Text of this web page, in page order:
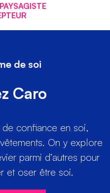
de soi
Caro
confiance en soi,
On y explore
parmi d’autres pour
et oser être soi.